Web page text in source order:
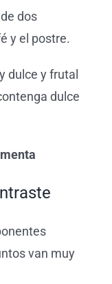
dos
y el postre.
dulce y frutal
dulce
van muy